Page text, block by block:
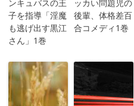
ンキュバスの王
子を指導「淫魔
も逃げ出す黒江
さん」1巻
ッカい問題児の
後輩、体格差百
合コメディ1巻